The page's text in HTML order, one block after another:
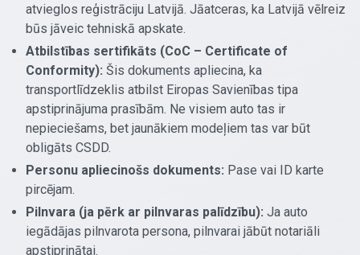
atvieglos reģistrāciju Latvijā. Jāatceras, ka Latvijā vēlreiz
būs jāveic tehniskā apskate.
Atbilstības sertifikāts (CoC – Certificate of
Conformity): Šis dokuments apliecina, ka
transportlīdzeklis atbilst Eiropas Savienības tipa
apstiprinājuma prasībām. Ne visiem auto tas ir
nepieciešams, bet jaunākiem modeļiem tas var būt
obligāts CSDD.
Personu apliecinošs dokuments: Pase vai ID karte
pircējam.
Pilnvara (ja pērk ar pilnvaras palīdzību): Ja auto
iegādājas pilnvarota persona, pilnvarai jābūt notariāli
apstiprinātai.